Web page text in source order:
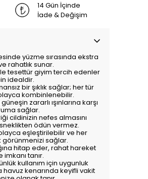
14 Gün İçinde
İade & Değişim
yüzme sırasında ekstra
rahatlık sunar.
ile tesettür giyim tercih edenler
idealdir.
bir şıklık sağlar; her tür
kombinlenebilir.
zararlı ışınlarına karşı
sağlar.
cildinizin nefes almasını
ödün vermez.
eşleştirilebilir ve her
görünmenizi sağlar.
hitap eder, rahat hareket
imkanı tanır.
kullanım için uygunluk
kenarında keyifli vakit